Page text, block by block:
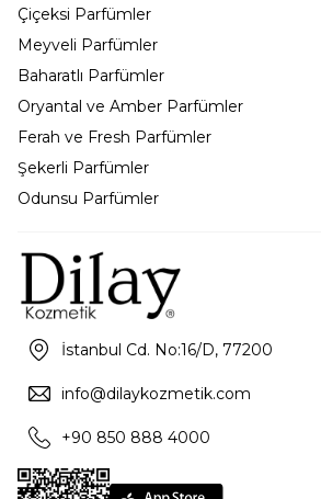
Çiçeksi Parfümler
Meyveli Parfümler
Baharatlı Parfümler
Oryantal ve Amber Parfümler
Ferah ve Fresh Parfümler
Şekerli Parfümler
Odunsu Parfümler
İstanbul Cd. No:16/D, 77200
info@dilaykozmetik.com
+90 850 888 4000